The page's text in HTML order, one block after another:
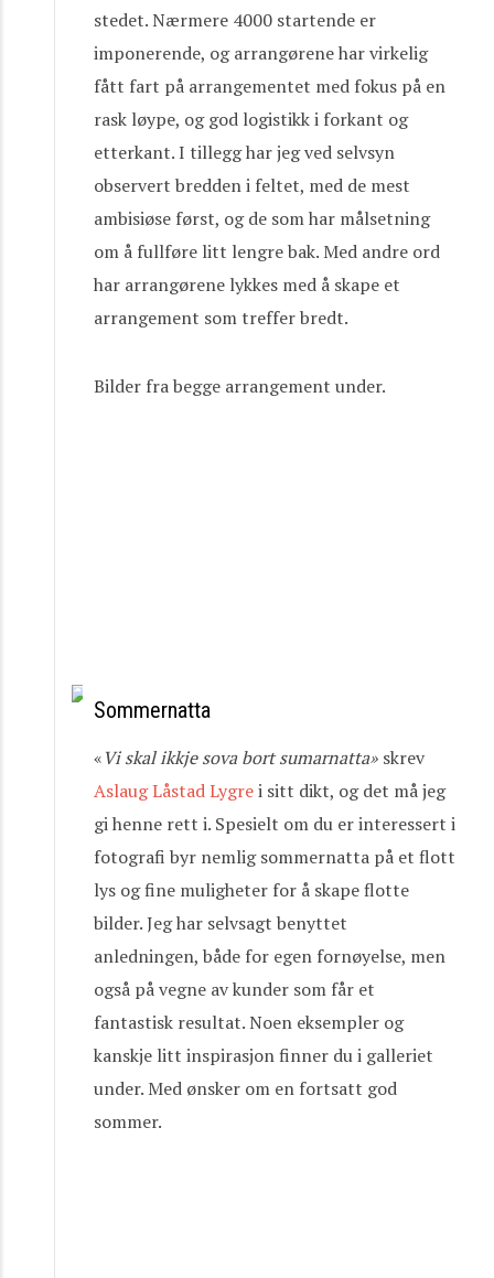
stedet. Nærmere 4000 startende er
imponerende, og arrangørene har virkelig
fått fart på arrangementet med fokus på en
rask løype, og god logistikk i forkant og
etterkant. I tillegg har jeg ved selvsyn
observert bredden i feltet, med de mest
ambisiøse først, og de som har målsetning
om å fullføre litt lengre bak. Med andre ord
har arrangørene lykkes med å skape et
arrangement som treffer bredt.
Bilder fra begge arrangement under.
Sommernatta
«Viskalikkjesovabort sumarnatta» skrev
Aslaug Låstad Lygrei sitt dikt, og det må jeg
gi henne rett i. Spesielt om du er interessert i
fotografi byr nemlig sommernatta på et flott
lys og fine muligheter for å skape flotte
bilder. Jeg har selvsagt benyttet
anledningen, både for egen fornøyelse, men
også på vegne av kunder som får et
fantastisk resultat. Noen eksempler og
kanskje litt inspirasjon finner du i galleriet
under. Med ønsker om en fortsatt god
sommer.